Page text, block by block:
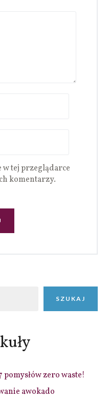
w tej przeglądarce
komentarzy.
SZUKAJ
zero waste!
awokado